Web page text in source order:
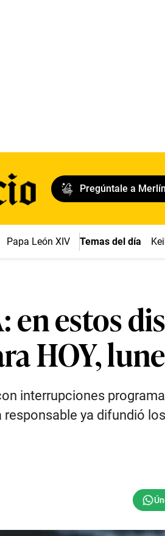
Pregúntale a
Papa León XIV Temas del día
en estos
HOY,
interrupciones
responsable ya difundió